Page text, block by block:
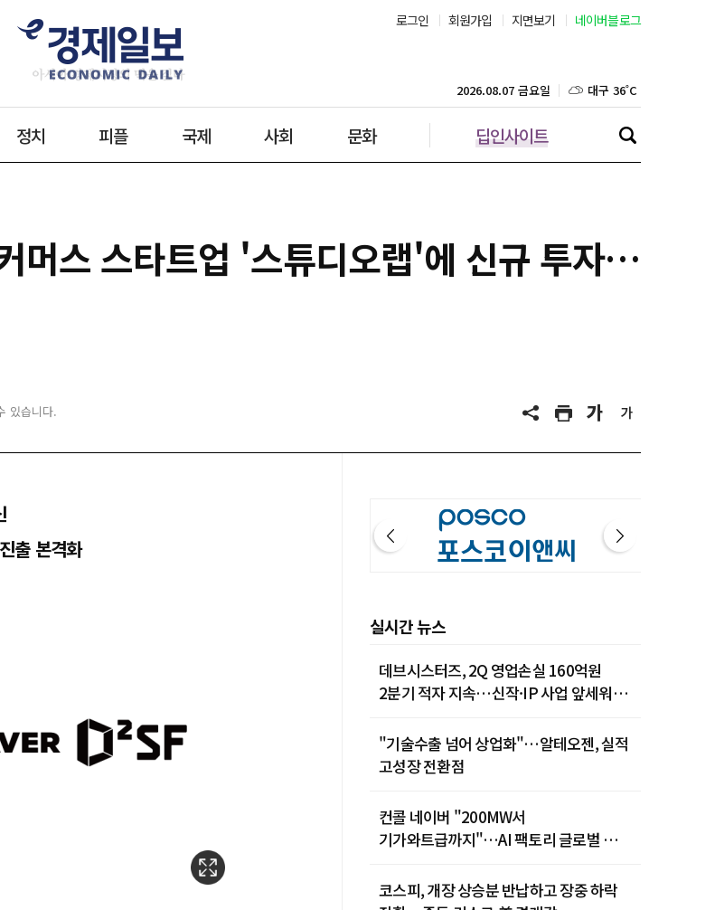
로그인 회원가입 지면보기 네이버블로그
정치 피플 국제 사회 문화 딥인사이트
2026.08.07 금요일 대구 36˚C
인천 30˚C
울산 33˚C
머스 스타트업 '스튜디오랩'에 신규 투자…
있습니다.
출 본격화
실시간 뉴스
데브시스터즈, 2Q 영업손실 160억원
2분기 적자 지속…신작·IP 사업 앞세워
"기술수출 넘어 상업화"…알테오젠, 실적
고성장 전환점
컨콜 네이버 "200MW서
기가와트급까지"…AI 팩토리 글로벌 확장
코스피, 개장 상승분 반납하고 장중 하락